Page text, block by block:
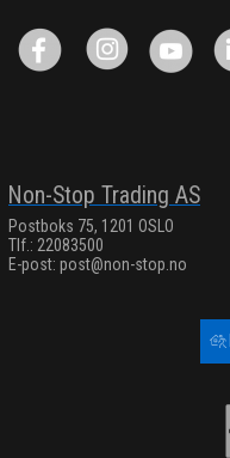
Non-Stop Trading AS
Postboks 75, 1201 OSLO
Tlf.: 22083500
E-post: post@non-stop.no